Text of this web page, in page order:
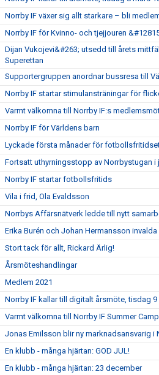
Norrby IF växer sig allt starkare – bli
Norrby IF för Kvinno- och tjejjouren
Dijan Vukojevi&#263; utsedd till årets
Superettan
Supportergruppen anordnar bussresa till
Norrby IF startar stimulansträningar för
Varmt välkomna till Norrby IF:s
Norrby IF för Världens barn
Lyckade första månader för
Fortsatt uthyrningsstopp av Norrbystugan i
Norrby IF startar fotbollsfritids
Vila i frid, Ola Evaldsson
Norrbys Affärsnätverk ledde till nytt
Erika Burén och Johan Hermansson invalda
Stort tack för allt, Rickard Ärlig!
Årsmöteshandlingar
Medlem 2021
Norrby IF kallar till digitalt årsmöte, tisdag 9
Varmt välkomna till Norrby IF Summer
Jonas Emilsson blir ny marknadsansvarig i
En klubb - många hjärtan: GOD JUL!
En klubb - många hjärtan: 23 december